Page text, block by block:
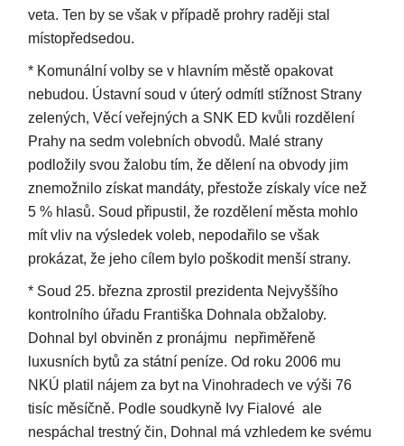
veta. Ten by se však v případě prohry raději stal
místopředsedou.
* Komunální volby se v hlavním městě opakovat
nebudou. Ústavní soud v úterý odmítl stížnost Strany
zelených, Věcí veřejných a SNK ED kvůli rozdělení
Prahy na sedm volebních obvodů. Malé strany
podložily svou žalobu tím, že dělení na obvody jim
znemožnilo získat mandáty, přestože získaly více než
5 % hlasů. Soud připustil, že rozdělení města mohlo
mít vliv na výsledek voleb, nepodařilo se však
prokázat, že jeho cílem bylo poškodit menší strany.
* Soud 25. března zprostil prezidenta Nejvyššího
kontrolního úřadu Františka Dohnala obžaloby.
Dohnal byl obviněn z pronájmu nepřiměřeně
luxusních bytů za státní peníze. Od roku 2006 mu
NKÚ platil nájem za byt na Vinohradech ve výši 76
tisíc měsíčně. Podle soudkyně Ivy Fialové ale
nespáchal trestný čin, Dohnal má vzhledem ke svému